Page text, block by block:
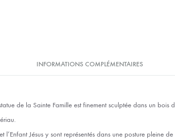
INFORMATIONS COMPLÉMENTAIRES
de la Sainte Famille est finement sculptée dans un
l’Enfant Jésus y sont représentés dans une posture pleine